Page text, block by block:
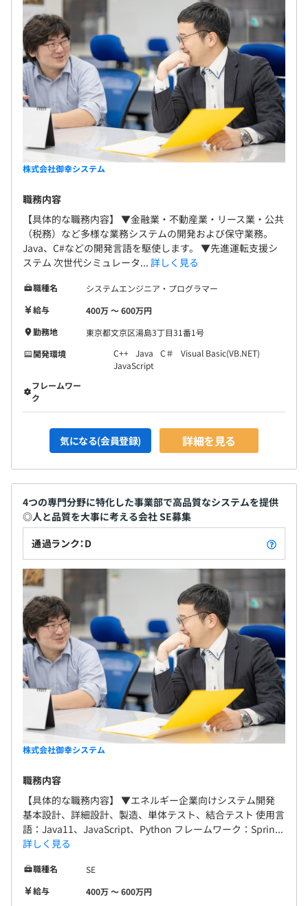
ス（保守運用）に対応しています。 〈開発事例〉 不
動産業向け基幹システムのマイグレーション開発／
公官庁内部管理系のシステム／県税システム／カー
ナビゲーションシステム／大手ＩＴ企業でのシェア
ード運用
株式会社御幸システム
職務内容
【具体的な職務内容】 ▼金融業・不動産業・リース業・公共
（税務）など多様な業務システムの開発および保守業務。
Java、C#などの開発言語を駆使します。 ▼先進運転支援シ
ステム 次世代シミュレータ... 詳しく見る
職種名
システムエンジニア・プログラマー
給与
400万 〜 600万円
勤務地
東京都文京区湯島3丁目31番1号
開発環境
C++ Java C＃
Visual Basic(VB.NET)
JavaScript
フレームワー
ク
気になる(会員登録) 詳細を見る
4つの専門分野に特化した事業部で高品質なシステムを提供
◎人と品質を大事に考える会社 SE募集
通過ランク：D
株式会社御幸システム
職務内容
【具体的な職務内容】 ▼エネルギー企業向けシステム開発
基本設計、詳細設計、製造、単体テスト、結合テスト 使用言
語：Java11、JavaScript、Python フレームワーク：Sprin...
詳しく見る
職種名
SE
給与
400万 〜 600万円